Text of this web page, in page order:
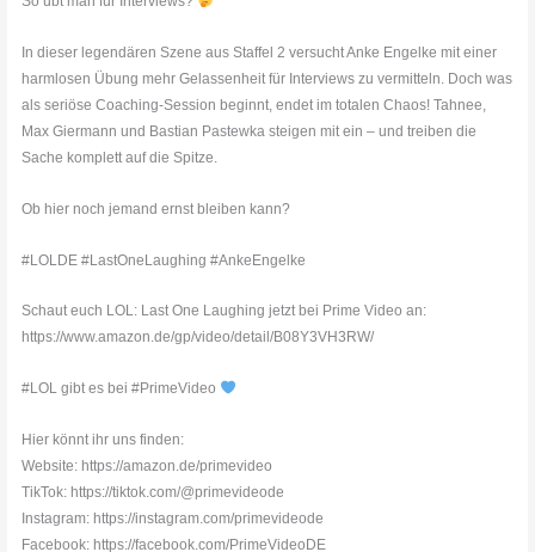
In dieser legendären Szene aus Staffel 2 versucht Anke Engelke mit einer
harmlosen Übung mehr Gelassenheit für Interviews zu vermitteln. Doch was
als seriöse Coaching-Session beginnt, endet im totalen Chaos! Tahnee,
Max Giermann und Bastian Pastewka steigen mit ein – und treiben die
Sache komplett auf die Spitze.
Ob hier noch jemand ernst bleiben kann?
#LOLDE #LastOneLaughing #AnkeEngelke
Schaut euch LOL: Last One Laughing jetzt bei Prime Video an:
https://www.amazon.de/gp/video/detail/B08Y3VH3RW/
#LOL gibt es bei #PrimeVideo
Hier könnt ihr uns finden:
Website: https://amazon.de/primevideo
TikTok: https://tiktok.com/@primevideode
Instagram: https://instagram.com/primevideode
Facebook: https://facebook.com/PrimeVideoDE